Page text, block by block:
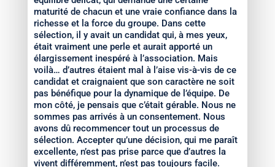
maturité de chacun et une vraie confiance dans la
richesse et la force du groupe. Dans cette
sélection, il y avait un candidat qui, à mes yeux,
était vraiment une perle et aurait apporté un
élargissement inespéré à l’association. Mais
voilà… d’autres étaient mal à l’aise vis-à-vis de ce
candidat et craignaient que son caractère ne soit
pas bénéfique pour la dynamique de l’équipe. De
mon côté, je pensais que c’était gérable. Nous ne
sommes pas arrivés à un consentement. Nous
avons dû recommencer tout un processus de
sélection. Accepter qu’une décision, qui me paraît
excellente, n’est pas prise parce que d’autres la
vivent différemment, n’est pas toujours facile.